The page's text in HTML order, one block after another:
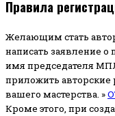
Правила
Желающим стать
написать заявление
имя председателя
приложить
вашего мастерства. »
Кроме этого, при